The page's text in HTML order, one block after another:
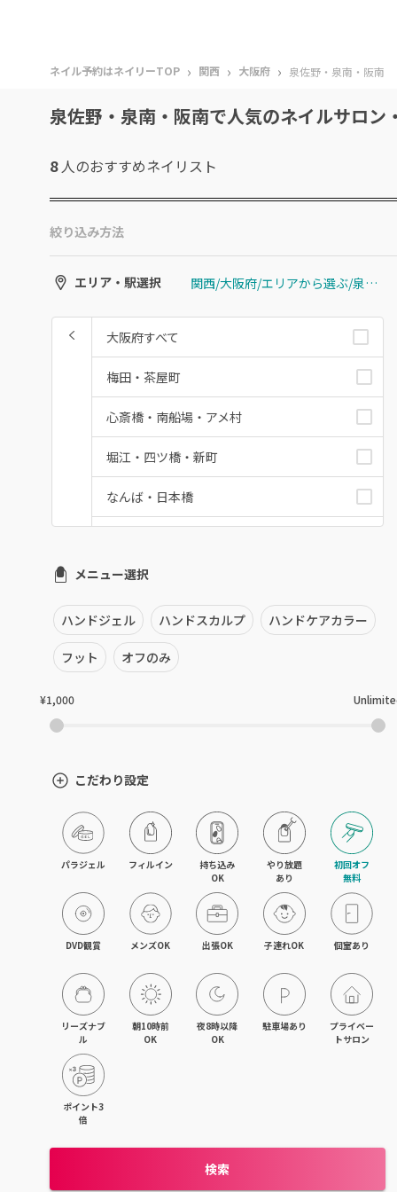
ネイル予約はネイリーTOP › 関西 › 大阪府 › 泉佐野・泉南・阪南
泉佐野・泉南・阪南で人気のネイルサロン
8人のおすすめネイリスト
絞り込み方法
エリア・駅選択 関西/大阪府/エリアから選ぶ/泉佐野・泉南・阪南
大阪府すべて
梅田・茶屋町
心斎橋・南船場・アメ村
堀江・四ツ橋・新町
なんば・日本橋
福島区・野田
淀屋橋・本町・肥後橋
天神橋・天満
東三国・十三・淀川区
京橋・都島区
鶴見区・城東区・旭区
東成区・生野区
住吉区・住之江区・西成区
平野区・東住吉区
大正・九条・弁天町
枚方・寝屋川・交野
メニュー選択
ハンドジェル ハンドスカルプ ハンドケアカラー
フット オフのみ
¥1,000
こだわり設定
パラジェル フィルイン
持ち込み
OK
やり放題
あり
初回オフ
無料
DVD観賞 メンズOK 出張OK 子連れOK 個室あり
リーズナブ
ル
朝10時前
OK
夜8時以降
OK
駐車場あり
プライベー
トサロン
ポイント3
倍
検索